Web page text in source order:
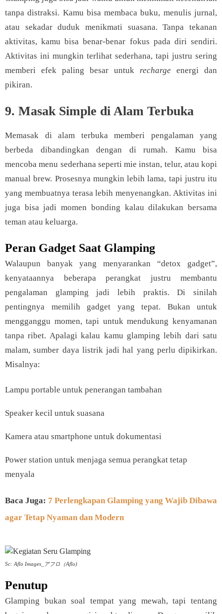
tanpa distraksi. Kamu bisa membaca buku, menulis jurnal,
atau sekadar duduk menikmati suasana. Tanpa tekanan
aktivitas, kamu bisa benar-benar fokus pada diri sendiri.
Aktivitas ini mungkin terlihat sederhana, tapi justru sering
memberi efek paling besar untuk recharge energi dan
pikiran.
9. Masak Simple di Alam Terbuka
Memasak di alam terbuka memberi pengalaman yang
berbeda dibandingkan dengan di rumah. Kamu bisa
mencoba menu sederhana seperti mie instan, telur, atau kopi
manual brew. Prosesnya mungkin lebih lama, tapi justru itu
yang membuatnya terasa lebih menyenangkan. Aktivitas ini
juga bisa jadi momen bonding kalau dilakukan bersama
teman atau keluarga.
Peran Gadget Saat Glamping
Walaupun banyak yang menyarankan “detox gadget”,
kenyataannya beberapa perangkat justru membantu
pengalaman glamping jadi lebih praktis. Di sinilah
pentingnya memilih gadget yang tepat. Bukan untuk
mengganggu momen, tapi untuk mendukung kenyamanan
tanpa ribet. Apalagi kalau kamu glamping lebih dari satu
malam, sumber daya listrik jadi hal yang perlu dipikirkan.
Misalnya:
Lampu portable untuk penerangan tambahan
Speaker kecil untuk suasana
Kamera atau smartphone untuk dokumentasi
Power station untuk menjaga semua perangkat tetap
menyala
Baca Juga: 7 Perlengkapan Glamping yang Wajib Dibawa
agar Tetap Nyaman dan Modern
Sc: Aflo Images_アフロ（Aflo)
Penutup
Glamping bukan soal tempat yang mewah, tapi tentang